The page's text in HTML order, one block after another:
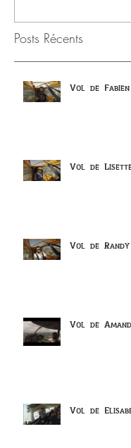
Posts Récents
Vol de Fabien
Vol de
Vol de Randy
Vol de
Vol de